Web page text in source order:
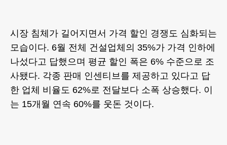
시장 침체가 길어지면서 가격 할인 경쟁도 심화되는
모습이다. 6월 전체 건설업체의 35%가 가격 인하에
나섰다고 답했으며 평균 할인 폭은 6% 수준으로 조
사됐다. 각종 판매 인센티브를 제공하고 있다고 답
한 업체 비율도 62%로 전달보다 소폭 상승했다. 이
는 15개월 연속 60%를 웃돈 것이다.